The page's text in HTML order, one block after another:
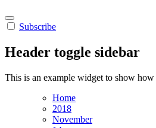
Subscribe
Header toggle sidebar
This is an example widget to show
Home
2018
November